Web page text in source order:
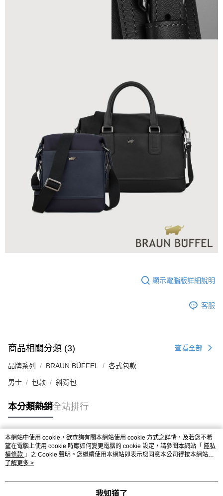
顯示電腦版詳細說明
客服
商品相關分類 (3) 查看全部
品牌系列 BRAUN BÜFFEL 各式包款
男士 包款 斜背包
本分類熱銷全站排行
熱門標籤
本網站中使用 cookie，欲查詢有關本網站使用 cookie 方式之詳情，及若您不希
望在電腦上使用 cookie 時應如何變更電腦的 cookie 設定，請參閱本網站「 隱私
權條款 」之 Cookie 聲明。您繼續使用本網站即表示您同意本公司得按本網站使
用條款之 Cookie 聲明使用 cookie。
了解更多 >
我知道了